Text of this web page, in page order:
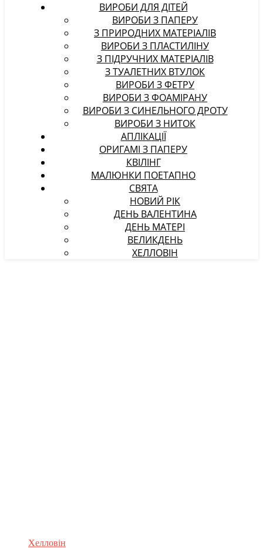
ВИРОБИ ДЛЯ ДІТЕЙ
ВИРОБИ З ПАПЕРУ
З ПРИРОДНИХ МАТЕРІАЛІВ
ВИРОБИ З ПЛАСТИЛІНУ
З ПІДРУЧНИХ МАТЕРІАЛІВ
З ТУАЛЕТНИХ ВТУЛОК
ВИРОБИ З ФЕТРУ
ВИРОБИ З ФОАМІРАНУ
ВИРОБИ З СИНЕЛЬНОГО ДРОТУ
ВИРОБИ З НИТОК
АПЛІКАЦІЇ
ОРИГАМІ З ПАПЕРУ
КВІЛІНГ
МАЛЮНКИ ПОЕТАПНО
СВЯТА
НОВИЙ РІК
ДЕНЬ ВАЛЕНТИНА
ДЕНЬ МАТЕРІ
ВЕЛИКДЕНЬ
ХЕЛЛОВІН
Хелловін